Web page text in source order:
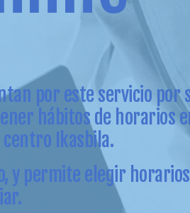
por este servicio
hábitos de horarios
Ikasbila.
y permite elegir